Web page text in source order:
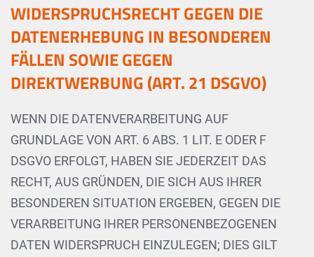
WIDERSPRUCHSRECHT GEGEN DIE
DATENERHEBUNG IN BESONDEREN
FÄLLEN SOWIE GEGEN
DIREKTWERBUNG (ART. 21 DSGVO)
WENN DIE DATENVERARBEITUNG AUF
GRUNDLAGE VON ART. 6 ABS. 1 LIT. E ODER F
DSGVO ERFOLGT, HABEN SIE JEDERZEIT DAS
RECHT, AUS GRÜNDEN, DIE SICH AUS IHRER
BESONDEREN SITUATION ERGEBEN, GEGEN DIE
VERARBEITUNG IHRER PERSONENBEZOGENEN
DATEN WIDERSPRUCH EINZULEGEN; DIES GILT